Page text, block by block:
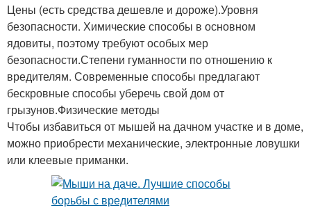
Цены (есть средства дешевле и дороже).Уровня
безопасности. Химические способы в основном
ядовиты, поэтому требуют особых мер
безопасности.Степени гуманности по отношению к
вредителям. Современные способы предлагают
бескровные способы уберечь свой дом от
грызунов.Физические методы
Чтобы избавиться от мышей на дачном участке и в доме,
можно приобрести механические, электронные ловушки
или клеевые приманки.